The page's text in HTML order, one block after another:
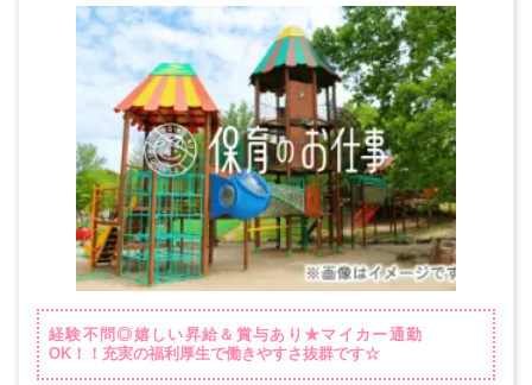
経験不問◎嬉しい昇給＆賞与あり★マイカー通勤
OK！！充実の福利厚生で働きやすさ抜群です☆